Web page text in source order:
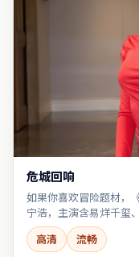
危城回响
如果你喜欢冒险题材，
宁浩，主演含易烊千玺
高清
流畅